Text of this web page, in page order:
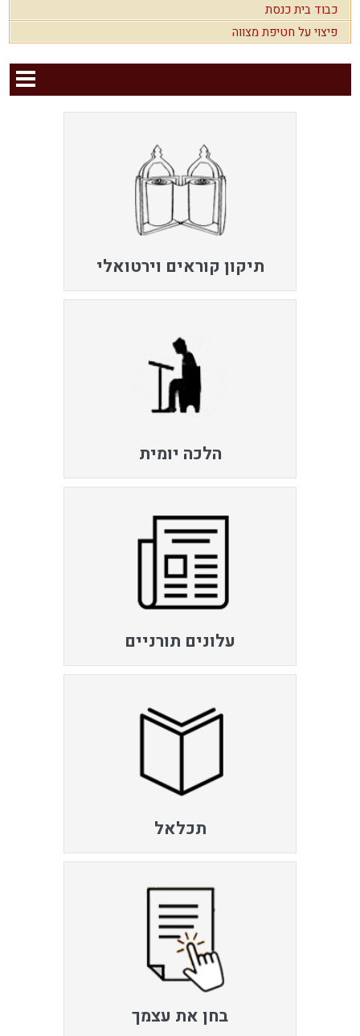
כבוד בית כנסת
פיצוי על חטיפת מצווה
תיקון קוראים וירטואלי
הלכה יומית
עלונים תורניים
תכלאל
בחן את עצמך